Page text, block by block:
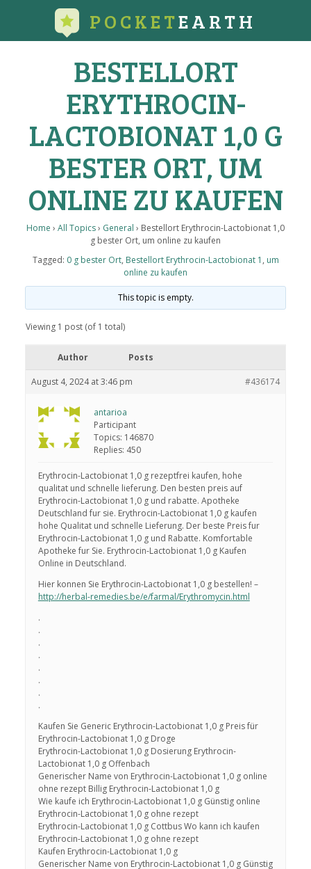
POCKETEARTH
BESTELLORT
ERYTHROCIN-
LACTOBIONAT 1,0 G
BESTER ORT, UM
ONLINE ZU KAUFEN
Home › All Topics› General › Bestellort Erythrocin-Lactobionat 1,0
g bester Ort, um online zu kaufen
Tagged: 0 g bester Ort, Bestellort Erythrocin-Lactobionat 1 , um
online zu kaufen
This topic is empty.
Viewing 1 post (of 1 total)
Author Posts
August 4, 2024 at 3:46 pm #436174
antarioa
Participant
Topics: 146870
Replies: 450
Erythrocin-Lactobionat 1,0 g rezeptfrei kaufen, hohe
qualitat und schnelle lieferung. Den besten preis auf
Erythrocin-Lactobionat 1,0 g und rabatte. Apotheke
Deutschland fur sie. Erythrocin-Lactobionat 1,0 g kaufen
hohe Qualitat und schnelle Lieferung. Der beste Preis fur
Erythrocin-Lactobionat 1,0 g und Rabatte. Komfortable
Apotheke fur Sie. Erythrocin-Lactobionat 1,0 g Kaufen
Online in Deutschland.
Hier konnen Sie Erythrocin-Lactobionat 1,0 g bestellen! –
http://herbal-remedies.be/e/farmal/Erythromycin.html
.
.
.
.
.
.
.
.
Kaufen Sie Generic Erythrocin-Lactobionat 1,0 g Preis für
Erythrocin-Lactobionat 1,0 g Droge
Erythrocin-Lactobionat 1,0 g Dosierung Erythrocin-
Lactobionat 1,0 g Offenbach
Generischer Name von Erythrocin-Lactobionat 1,0 g online
ohne rezept Billig Erythrocin-Lactobionat 1,0 g
Wie kaufe ich Erythrocin-Lactobionat 1,0 g Günstig online
Erythrocin-Lactobionat 1,0 g ohne rezept
Erythrocin-Lactobionat 1,0 g Cottbus Wo kann ich kaufen
Erythrocin-Lactobionat 1,0 g ohne rezept
Kaufen Erythrocin-Lactobionat 1,0 g
Generischer Name von Erythrocin-Lactobionat 1,0 g Günstig